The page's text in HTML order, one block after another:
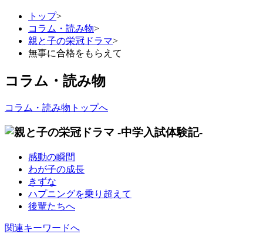
トップ>
コラム・読み物>
親と子の栄冠ドラマ>
無事に合格をもらえて
コラム・読み物
コラム・読み物トップへ
感動の瞬間
わが子の成長
きずな
ハプニングを乗り超えて
後輩たちへ
関連キーワードへ